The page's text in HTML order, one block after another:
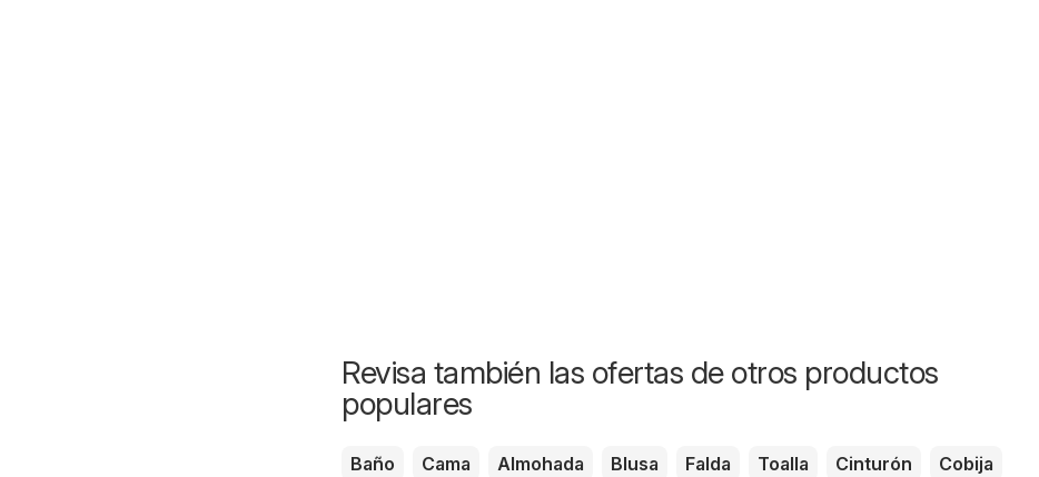
Revisa también las ofertas de otros productos
populares
Baño Cama Almohada Blusa Falda Toalla Cinturón Cobija